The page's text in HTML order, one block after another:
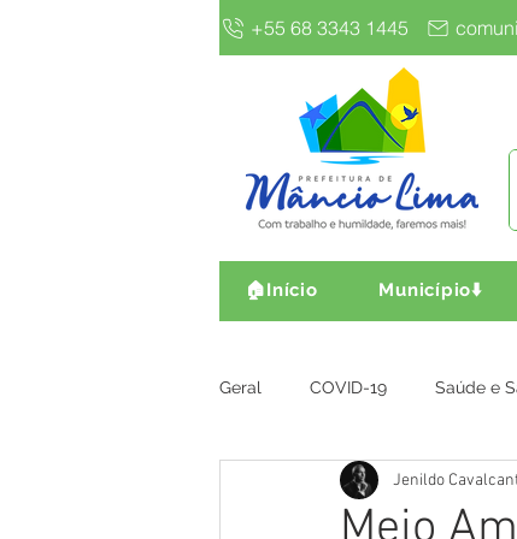
+55 68 3343 1445
🏠Início Município⬇️
Geral COVID-19 Saúde e
Gestão e Finanças Infra,
Jenildo